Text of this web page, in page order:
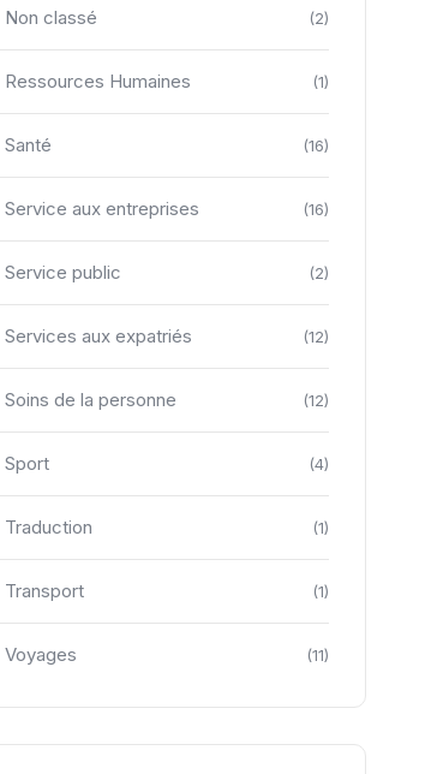
Non classé (2)
Ressources Humaines (1)
Santé (16)
Service aux entreprises (16)
Service public (2)
Services aux expatriés (12)
Soins de la personne (12)
Sport (4)
Traduction (1)
Transport (1)
Voyages (11)